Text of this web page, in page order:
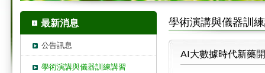
最新消息
公告訊息
學術演講與儀器訓練講習
學術演講與儀器訓
AI大數據時代新藥